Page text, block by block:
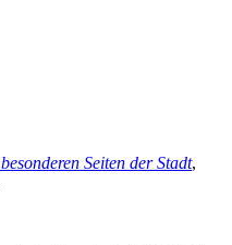
Seiten der Stadt,